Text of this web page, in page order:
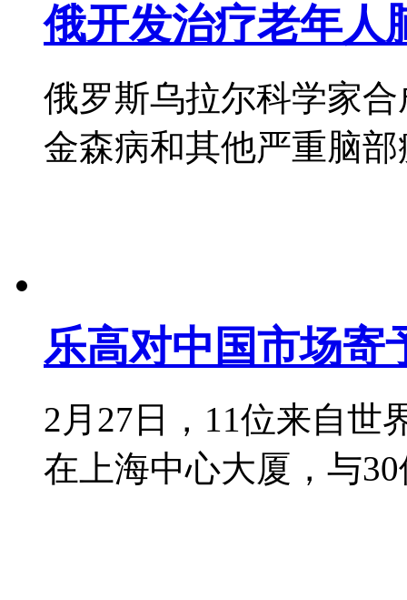
俄开发治疗老年人
俄罗斯乌拉尔科学家
金森病和其他严重脑
乐高对中国市场寄
2月27日，11位来自世
在上海中心大厦，与